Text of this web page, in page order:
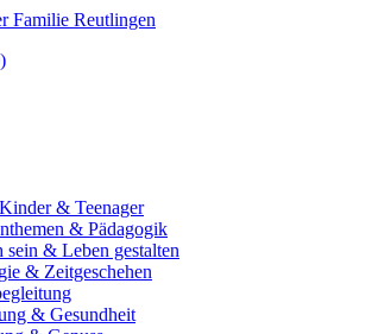
& Teenager
& Pädagogik
sein & Leben gestalten
& Zeitgeschehen
& Gesundheit